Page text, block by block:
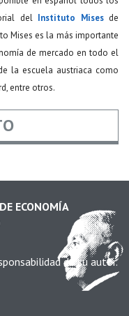
del Instituto Misesde
Mises es la más importante
de mercado en todo el
la escuela austriaca como
entre otros.
ECONOMÍA
de su autor.